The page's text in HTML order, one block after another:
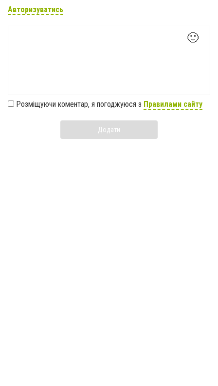
Авторизуватись
🙂
Розміщуючи коментар, я погоджуюся з Правилами сайту
Додати